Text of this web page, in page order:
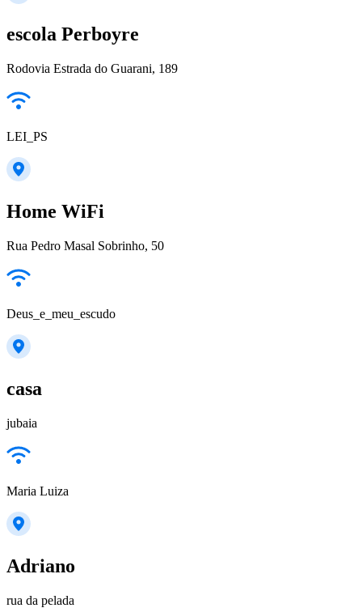
escola Perboyre
Rodovia Estrada do Guarani, 189
LEI_PS
Home WiFi
Rua Pedro Masal Sobrinho, 50
Deus_e_meu_escudo
casa
jubaia
Maria Luiza
Adriano
rua da pelada